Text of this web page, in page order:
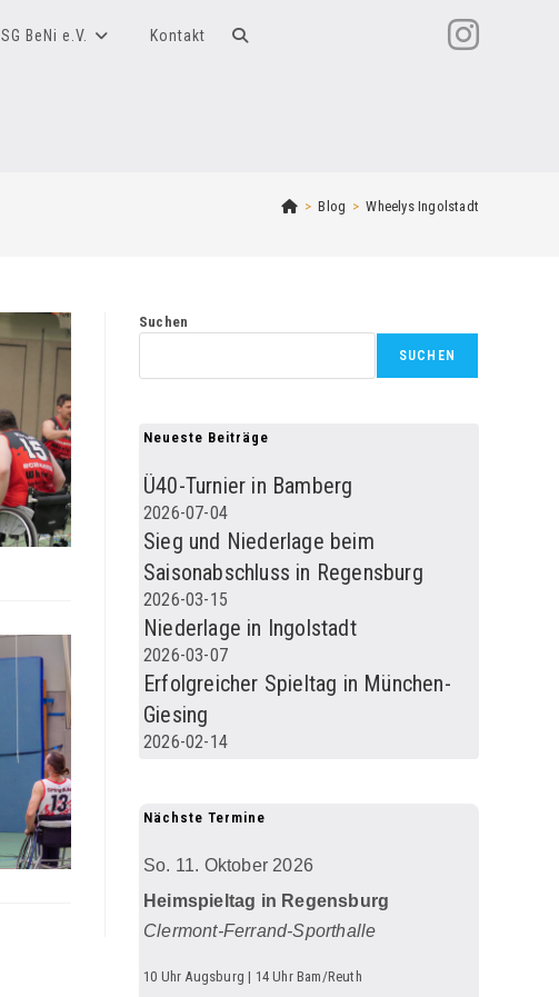
SG BeNi e.V. Kontakt Website-
> Blog > Wheelys Ingolstadt
Suchen
SUCHEN
Neueste Beiträge
Ü40-Turnier in Bamberg
2026-07-04
Sieg und Niederlage beim
Saisonabschluss in Regensburg
2026-03-15
Niederlage in Ingolstadt
2026-03-07
Erfolgreicher Spieltag in München-
Giesing
2026-02-14
Nächste Termine
So. 11. Oktober 2026
Heimspieltag in Regensburg
Clermont-Ferrand-Sporthalle
10 Uhr Augsburg | 14 Uhr Bam/Reuth